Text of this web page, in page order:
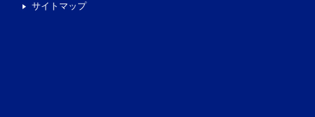
サイトマップ